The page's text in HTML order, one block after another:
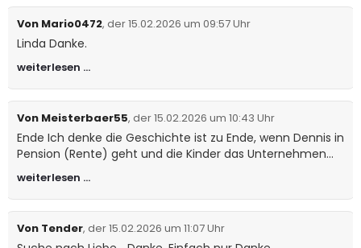
Von Mario0472, der 15.02.2026 um 09:57 Uhr
Linda Danke.
weiterlesen …
Von Meisterbaer55, der 15.02.2026 um 10:43 Uhr
Ende Ich denke die Geschichte ist zu Ende, wenn Dennis in
Pension (Rente) geht und die Kinder das Unternehmen
übernehmen. Dann ist Dennis noch Berater und hält sich
zwischen Seis, Jesolo und seinem jetzigen Zuhause auf.
Und das ist gut so. .. Danke
weiterlesen …
Von Tender, der 15.02.2026 um 11:07 Uhr